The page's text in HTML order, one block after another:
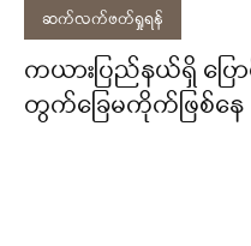
ဆက်လက်ဖတ်ရှုရန်
ကယားပြည်နယ်ရှိ ပြော
တွက်ခြေမကိုက်ဖြစ်နေ